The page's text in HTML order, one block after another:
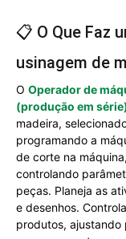
📋 O Que Faz
usinagem de
O Operador de
(produção em
madeira,
programando a
de corte na
controlando
peças. Planeja as
e desenhos.
produtos, ajustando